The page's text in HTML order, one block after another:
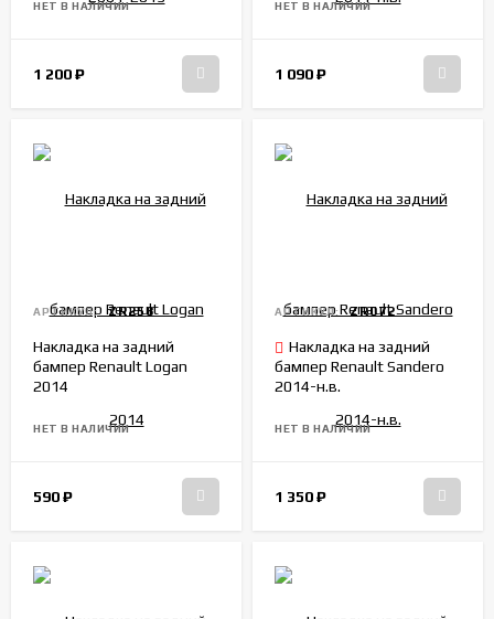
НЕТ В НАЛИЧИИ
1 200₽
НЕТ В НАЛИЧИИ
1 090₽
АРТИКУЛ: ZR258
Накладка на задний
бампер Renault Logan
2014
НЕТ В НАЛИЧИИ
590₽
АРТИКУЛ: ZR072
Накладка на задний
бампер Renault Sandero
2014-н.в.
НЕТ В НАЛИЧИИ
1 350₽